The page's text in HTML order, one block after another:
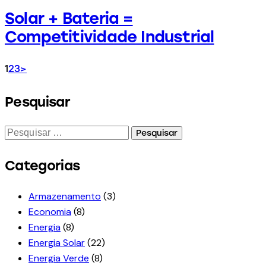
Solar + Bateria =
Competitividade Industrial
123>
Pesquisar
Categorias
Armazenamento (3)
Economia(8)
Energia(8)
Energia Solar(22)
Energia Verde (8)